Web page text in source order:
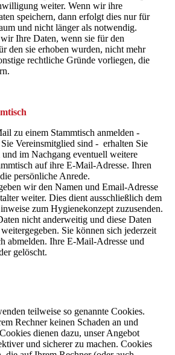
weiter. Wenn wir ihre
speichern, dann erfolgt dies nur für
und nicht länger als notwendig.
Ihre Daten, wenn sie für den
den sie erhoben wurden, nicht mehr
rechtliche Gründe vorliegen, die
zu einem Stammtisch anmelden -
Vereinsmitglied sind - erhalten Sie
im Nachgang eventuell weitere
auf ihre E-Mail-Adresse. Ihren
persönliche Anrede.
wir den Namen und Email-Adresse
weiter. Dies dient ausschließlich dem
zum Hygienekonzept zuzusenden.
nicht anderweitig und diese Daten
Sie können sich jederzeit
abmelden. Ihre E-Mail-Adresse und
gelöscht.
teilweise so genannte Cookies.
Rechner keinen Schaden an und
dienen dazu, unser Angebot
und sicherer zu machen. Cookies